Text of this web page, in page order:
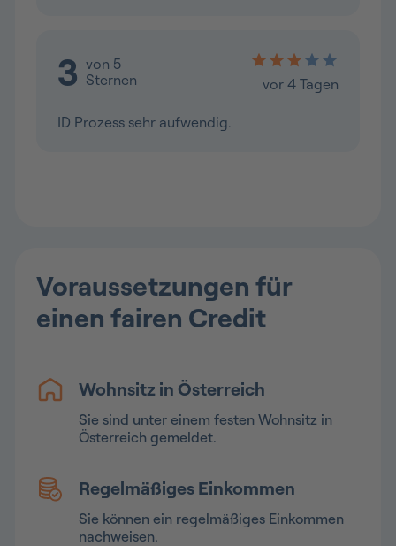
Voraussetzungen für
einen fairen Credit
Wohnsitz in Österreich
Sie sind unter einem festen Wohnsitz in
Österreich gemeldet.
Regelmäßiges Einkommen
Sie können ein regelmäßiges Einkommen
nachweisen.